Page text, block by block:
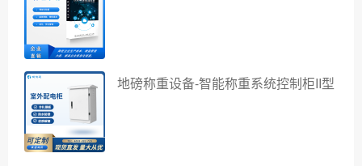
地磅称重设备-智能称重系统控制柜II型